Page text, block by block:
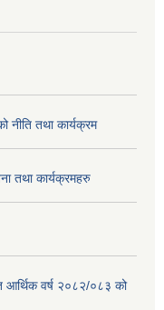
नीति तथा कार्यक्रम
तथा कार्यक्रमहरु
आर्थिक वर्ष २०८२/०८३ को